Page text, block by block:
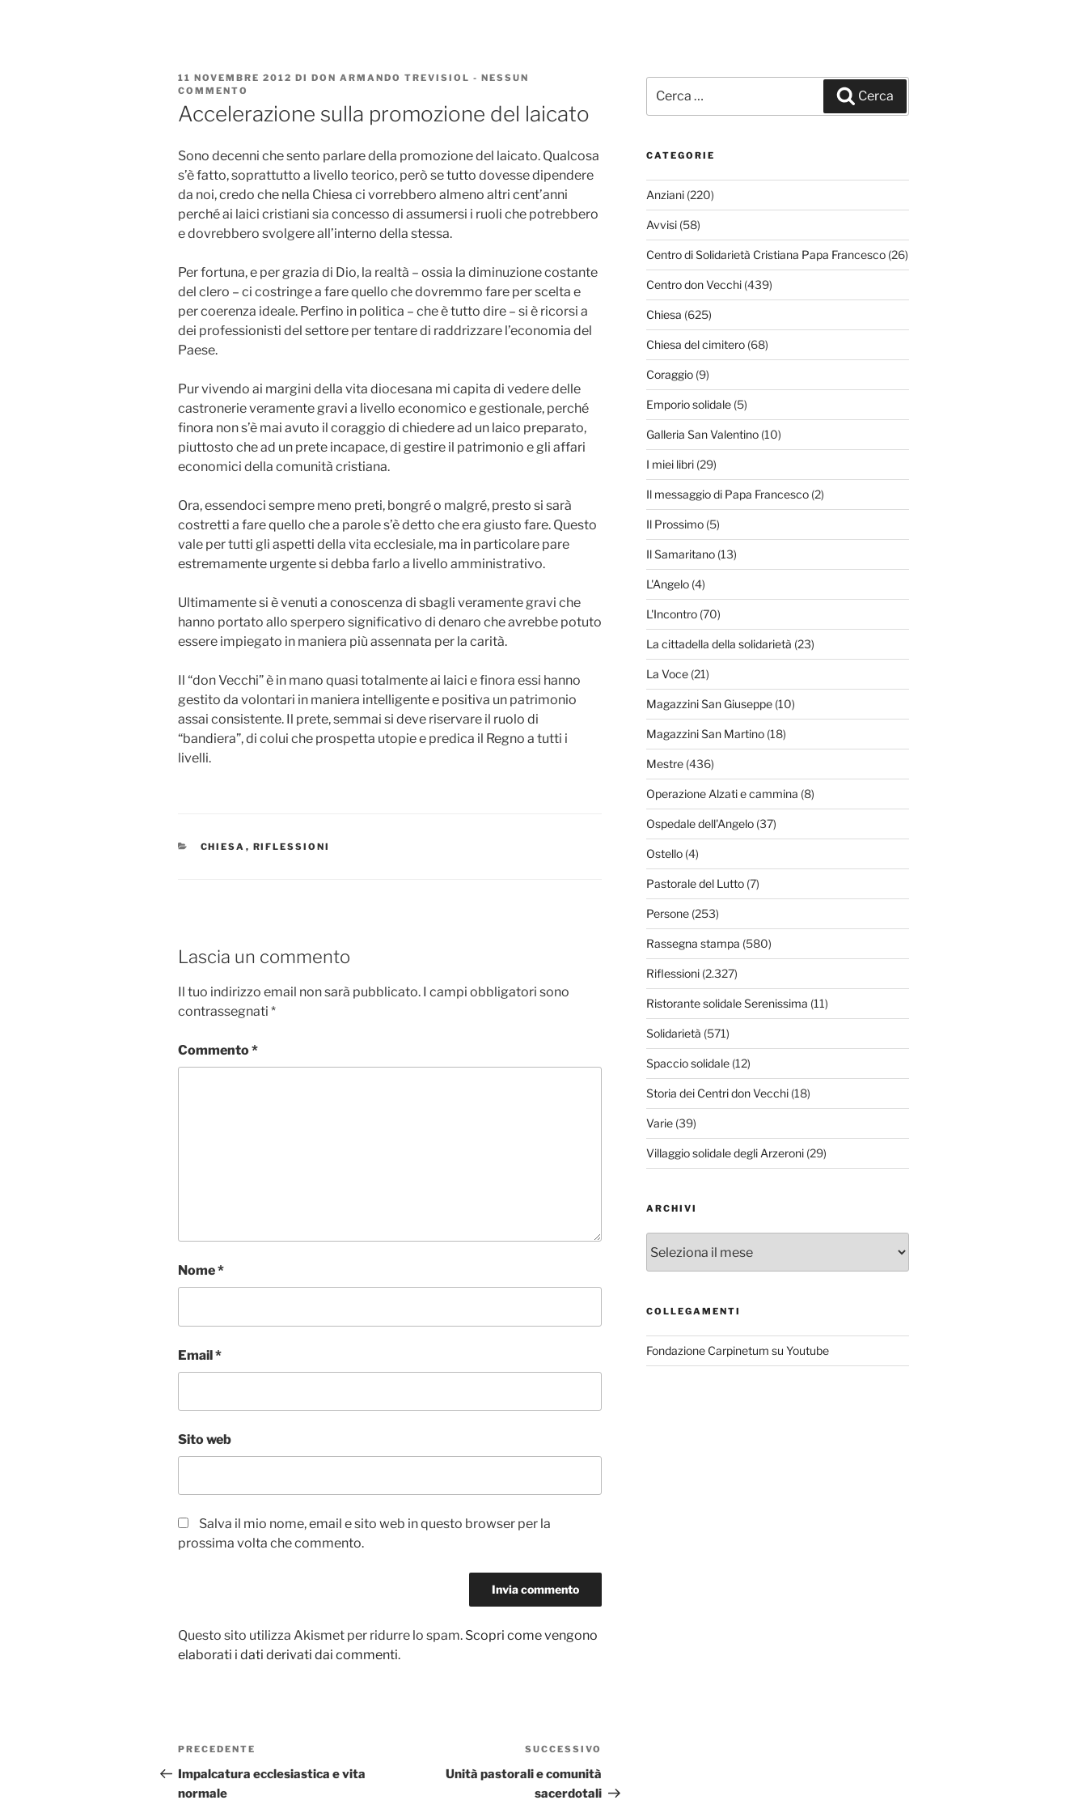
PUBBLICATO
IL
11 NOVEMBRE 2012 DI DON ARMANDO TREVISIOL - NESSUN
COMMENTO
ACCELERAZIONE
SULLA
LAICATO
Accelerazione sulla promozione del laicato
Sono decenni che sento parlare della promozione del laicato. Qualcosa
s’è fatto, soprattutto a livello teorico, però se tutto dovesse dipendere
da noi, credo che nella Chiesa ci vorrebbero almeno altri cent’anni
perché ai laici cristiani sia concesso di assumersi i ruoli che potrebbero
e dovrebbero svolgere all’interno della stessa.
Per fortuna, e per grazia di Dio, la realtà – ossia la diminuzione costante
del clero – ci costringe a fare quello che dovremmo fare per scelta e
per coerenza ideale. Perfino in politica – che è tutto dire – si è ricorsi a
dei professionisti del settore per tentare di raddrizzare l’economia del
Paese.
Pur vivendo ai margini della vita diocesana mi capita di vedere delle
castronerie veramente gravi a livello economico e gestionale, perché
finora non s’è mai avuto il coraggio di chiedere ad un laico preparato,
piuttosto che ad un prete incapace, di gestire il patrimonio e gli affari
economici della comunità cristiana.
Ora, essendoci sempre meno preti, bongré o malgré, presto si sarà
costretti a fare quello che a parole s’è detto che era giusto fare. Questo
vale per tutti gli aspetti della vita ecclesiale, ma in particolare pare
estremamente urgente si debba farlo a livello amministrativo.
Ultimamente si è venuti a conoscenza di sbagli veramente gravi che
hanno portato allo sperpero significativo di denaro che avrebbe potuto
essere impiegato in maniera più assennata per la carità.
Il “don Vecchi” è in mano quasi totalmente ai laici e finora essi hanno
gestito da volontari in maniera intelligente e positiva un patrimonio
assai consistente. Il prete, semmai si deve riservare il ruolo di
“bandiera”, di colui che prospetta utopie e predica il Regno a tutti i
livelli.
CATEGORIE
CHIESA , RIFLESSIONI
Lascia un commento
Il tuo indirizzo email non sarà pubblicato. I campi obbligatori sono
contrassegnati *
Commento*
Nome*
Email*
Sito web
Salva il mio nome, email e sito web in questo browser per la
prossima volta che commento.
Questo sito utilizza Akismet per ridurre lo spam. Scopri come vengono
elaborati i dati derivati dai commenti.
Navigazione
articoli
Articolo
precedente:
PRECEDENTE
Impalcatura ecclesiastica e vita
normale
SUCCESSIVO
Unità pastorali e comunità
sacerdotali
Cerca
CATEGORIE
Anziani(220)
Avvisi(58)
Centro di Solidarietà Cristiana Papa Francesco(26)
Centro don Vecchi(439)
Chiesa (625)
Chiesa del cimitero(68)
Coraggio(9)
Emporio solidale(5)
Galleria San Valentino(10)
I miei libri(29)
Il messaggio di Papa Francesco(2)
Il Prossimo(5)
Il Samaritano(13)
L'Angelo(4)
L'Incontro(70)
La cittadella della solidarietà (23)
La Voce(21)
Magazzini San Giuseppe(10)
Magazzini San Martino(18)
Mestre(436)
Operazione Alzati e cammina (8)
Ospedale dell'Angelo(37)
Ostello(4)
Pastorale del Lutto(7)
Persone(253)
Rassegna stampa (580)
Riflessioni(2.327)
Ristorante solidale Serenissima (11)
Solidarietà (571)
Spaccio solidale(12)
Storia dei Centri don Vecchi(18)
Varie(39)
Villaggio solidale degli Arzeroni(29)
ARCHIVI
COLLEGAMENTI
Fondazione Carpinetum su Youtube